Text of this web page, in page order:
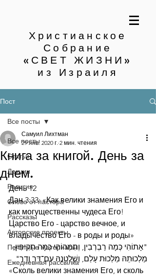
Христианское
Собрание
«СВЕТ ЖИЗНИ»
из Израиля
Пост
Все посты
Статьи
Лекции
Религия
Слово от пастора
Рассказы
Авторские проекты
Печатные материалы
Ежедневная рассылка
Все посты
Книга за книгой. День за
днем.
Самуил Лихтман
29 янв. 2020 г. 2 мин. чтения
День 12
Дан.3:33: «Как велики знамения Его и
как могущественны чудеса Его!
Царство Его - царство вечное, и
владычество Его - в роды и роды»
"אָתוֹהִי כְּמָה רַבְרְבִין, וְתִמְהוֹהִי כְּמָה תַקִּיפִין;
מַלְכוּתֵהּ מַלְכוּת עָלַם, וְשָׁלְטָנֵהּ עִם־דָּר וְדָר"
«Сколь велики знамения Его, и сколь